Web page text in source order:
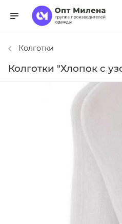
Колготки
Колготки "Хлопок с